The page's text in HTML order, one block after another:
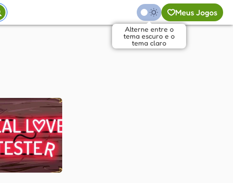
Alterne entre o
tema escuro e o
tema claro
Meus Jogos